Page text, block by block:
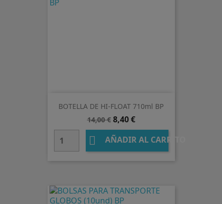
BOTELLA DE HI-FLOAT 710ml BP
Precio
base
14,00 € Precio
8,40 €
 AÑADIR AL CARRITO